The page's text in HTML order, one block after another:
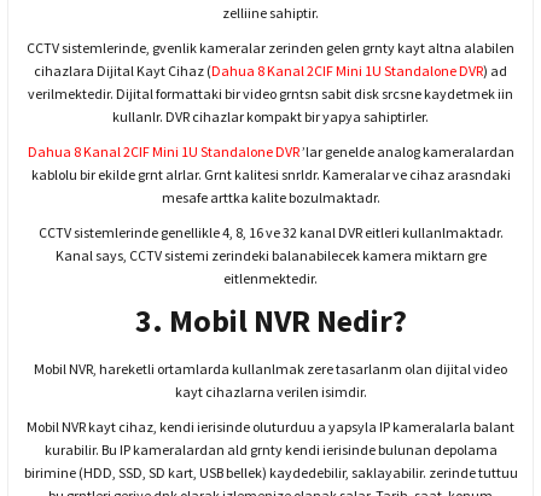
zelliine sahiptir.
CCTV sistemlerinde, gvenlik kameralar zerinden gelen grnty kayt altna alabilen
cihazlara Dijital Kayt Cihaz (Dahua 8 Kanal 2CIF Mini 1U Standalone DVR) ad
verilmektedir. Dijital formattaki bir video grntsn sabit disk srcsne kaydetmek iin
kullanlr. DVR cihazlar kompakt bir yapya sahiptirler.
Dahua 8 Kanal 2CIF Mini 1U Standalone DVR’lar genelde analog kameralardan
kablolu bir ekilde grnt alrlar. Grnt kalitesi snrldr. Kameralar ve cihaz arasndaki
mesafe arttka kalite bozulmaktadr.
CCTV sistemlerinde genellikle 4, 8, 16 ve 32 kanal DVR eitleri kullanlmaktadr.
Kanal says, CCTV sistemi zerindeki balanabilecek kamera miktarn gre
eitlenmektedir.
3. Mobil NVR Nedir?
Mobil NVR, hareketli ortamlarda kullanlmak zere tasarlanm olan dijital video
kayt cihazlarna verilen isimdir.
Mobil NVR kayt cihaz, kendi ierisinde oluturduu a yapsyla IP kameralarla balant
kurabilir. Bu IP kameralardan ald grnty kendi ierisinde bulunan depolama
birimine (HDD, SSD, SD kart, USB bellek) kaydedebilir, saklayabilir. zerinde tuttuu